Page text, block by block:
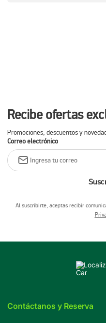
Recibe ofertas
Promociones, descuentos y
Correo electrónico
Al suscribirte, aceptas recibir
Contáctanos y Reserva